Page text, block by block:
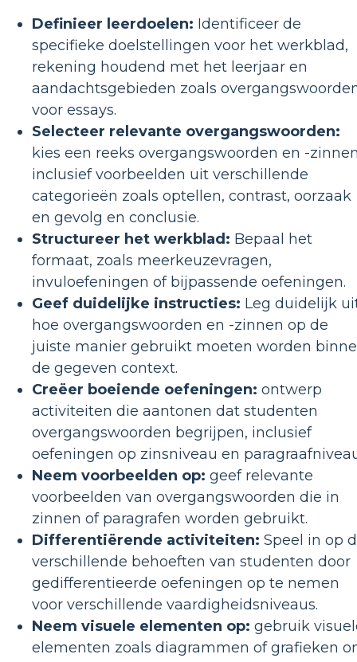
Definieer leerdoelen: Identificeer de
specifieke doelstellingen voor het werkblad,
rekening houdend met het leerjaar en
aandachtsgebieden zoals
voor essays.
Selecteer relevante overgangswoorden:
kies een reeks overgangswoorden en -
inclusief voorbeelden uit verschillende
categorieën zoals optellen, contrast, oorzaak
en gevolg en conclusie.
Structureer het werkblad: Bepaal het
formaat, zoals meerkeuzevragen,
invuloefeningen of bijpassende oefeningen.
Geef duidelijke instructies: Leg duidelijk
hoe overgangswoorden en -zinnen op de
juiste manier gebruikt moeten worden
de gegeven context.
Creëer boeiende oefeningen: ontwerp
activiteiten die aantonen dat studenten
overgangswoorden begrijpen, inclusief
oefeningen op zinsniveau en
Neem voorbeelden op: geef relevante
voorbeelden van overgangswoorden die in
zinnen of paragrafen worden gebruikt.
Differentiërende activiteiten: Speel in op
verschillende behoeften van studenten door
gedifferentieerde oefeningen op te nemen
voor verschillende vaardigheidsniveaus.
Neem visuele elementen op: gebruik
elementen zoals diagrammen of grafieken